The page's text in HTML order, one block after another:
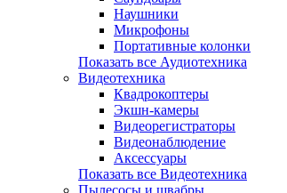
Наушники
Микрофоны
Портативные колонки
Показать все Аудиотехника
Видеотехника
Квадрокоптеры
Экшн-камеры
Видеорегистраторы
Видеонаблюдение
Аксессуары
Показать все Видеотехника
Пылесосы и швабры